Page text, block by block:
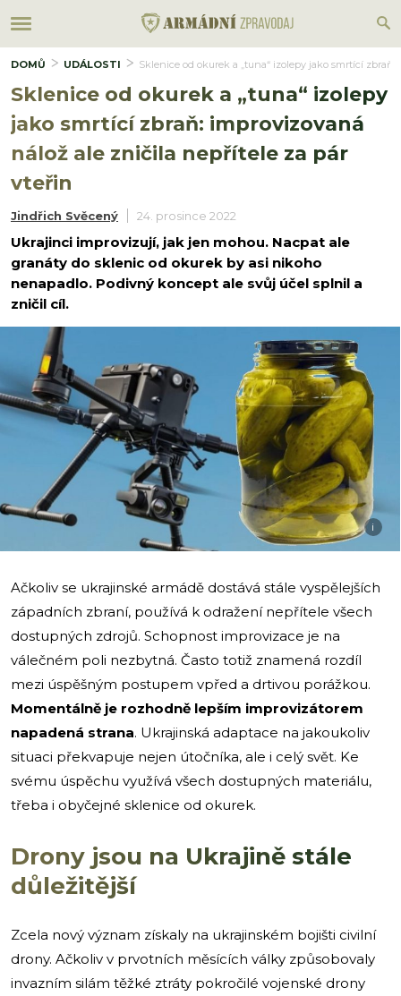
DOMŮ UDÁLOSTI Sklenice od okurek a „tuna“ izolepy jako smrtící
Sklenice od okurek a „tuna“ izolepy
jako smrtící zbraň: improvizovaná
nálož ale zničila nepřítele za pár
vteřin
Jindřich Svěcený 24. prosince 2022
Ukrajinci improvizují, jak jen mohou. Nacpat ale
granáty do sklenic od okurek by asi nikoho
nenapadlo. Podivný koncept ale svůj účel splnil a
zničil cíl.
i
Ačkoliv se ukrajinské armádě dostává stále vyspělejších
západních zbraní, používá k odražení nepřítele všech
dostupných zdrojů. Schopnost improvizace je na
válečném poli nezbytná. Často totiž znamená rozdíl
mezi úspěšným postupem vpřed a drtivou porážkou.
Momentálně je rozhodně lepším improvizátorem
napadená strana. Ukrajinská adaptace na jakoukoliv
situaci překvapuje nejen útočníka, ale i celý svět. Ke
svému úspěchu využívá všech dostupných materiálu,
třeba i obyčejné sklenice od okurek.
Drony jsou na Ukrajině stále
důležitější
Zcela nový význam získaly na ukrajinském bojišti civilní
drony. Ačkoliv v prvotních měsících války způsobovaly
invazním silám těžké ztráty pokročilé vojenské drony